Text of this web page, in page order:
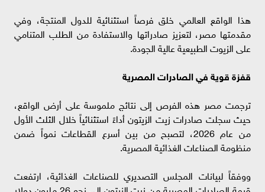
هذا الواقع العالمي خلق فرصاً استثنائية للدول المنتجة، وفي
مقدمتها مصر، لتعزيز صادراتها والاستفادة من الطلب المتنامي
على الزيوت الطبيعية عالية الجودة.
قفزة قوية في الصادرات المصرية
ترجمت مصر هذه الفرص إلى نتائج ملموسة على أرض الواقع،
حيث سجلت صادرات زيت الزيتون أداءً استثنائياً خلال الثلث الأول
من عام 2026، لتصبح من بين أسرع القطاعات نمواً ضمن
منظومة الصناعات الغذائية المصرية.
ووفقاً لبيانات المجلس التصديري للصناعات الغذائية، ارتفعت